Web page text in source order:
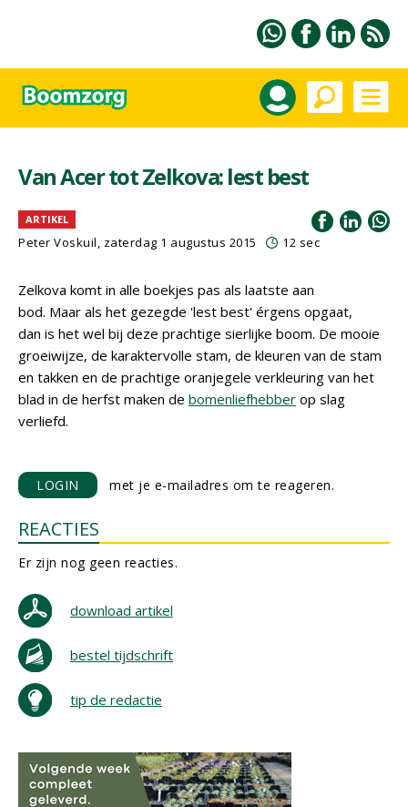
Van Acer tot Zelkova: lest best
ARTIKEL
Peter Voskuil, zaterdag 1 augustus 2015 12 sec
Zelkova komt in alle boekjes pas als laatste aan
bod. Maar als het gezegde 'lest best' érgens opgaat,
dan is het wel bij deze prachtige sierlijke boom. De mooie
groeiwijze, de karaktervolle stam, de kleuren van de stam
en takken en de prachtige oranjegele verkleuring van het
blad in de herfst maken de bomenliefhebber op slag
verliefd.
LOGIN met je e-mailadres om te reageren.
REACTIES
Er zijn nog geen reacties.
download artikel
bestel tijdschrift
tip de redactie